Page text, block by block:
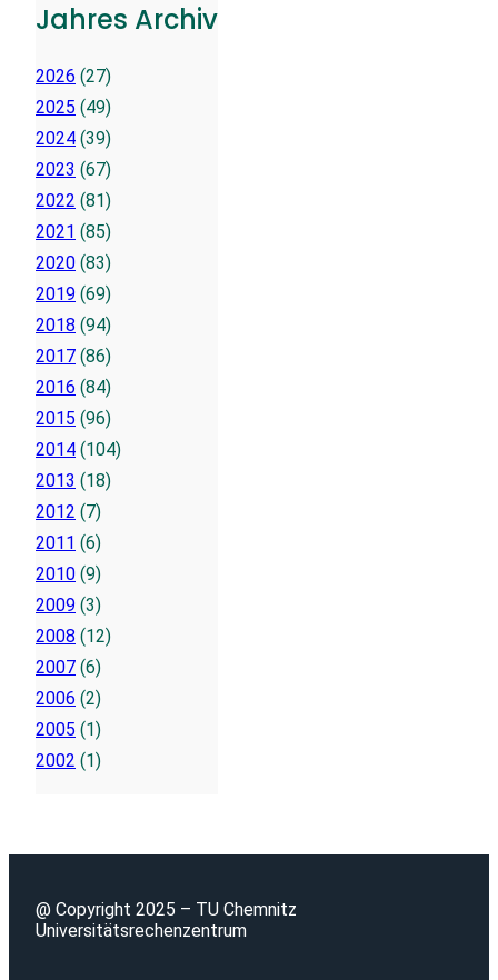
Jahres Archiv
2026 (27)
2025 (49)
2024 (39)
2023 (67)
2022 (81)
2021 (85)
2020 (83)
2019 (69)
2018 (94)
2017 (86)
2016 (84)
2015 (96)
2014 (104)
2013 (18)
2012 (7)
2011 (6)
2010 (9)
2009 (3)
2008 (12)
2007 (6)
2006 (2)
2005 (1)
2002 (1)
@ Copyright 2025 – TU Chemnitz
Universitätsrechenzentrum